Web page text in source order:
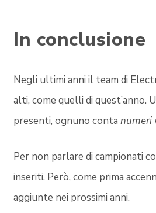
In conclusione
Negli ultimi anni il team di
alti, come quelli di quest’anno.
presenti, ognuno conta numeri
Per non parlare di campionati
inseriti. Però, come prima
aggiunte nei prossimi anni.